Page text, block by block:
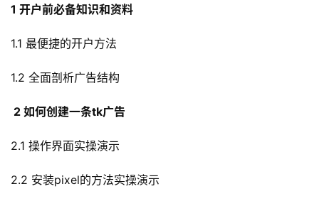
1 开户前必备知识和资料
1.1 最便捷的开户方法
1.2 全面剖析广告结构
2 如何创建一条tk广告
2.1 操作界面实操演示
2.2 安装pixel的方法实操演示